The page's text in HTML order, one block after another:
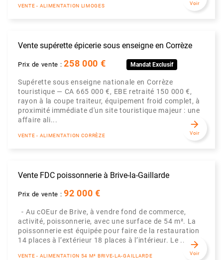
VENTE - ALIMENTATION LIMOGES Voir
Vente supérette épicerie sous enseigne en Corrèze
Prix de vente :258 000 € Mandat Exclusif
Supérette sous enseigne nationale en Corrèze
touristique — CA 665 000 €, EBE retraité 150 000 €,
rayon à la coupe traiteur, équipement froid complet, à
proximité immédiate d'un site touristique majeur : une
affaire ali...
VENTE - ALIMENTATION CORRÈZE
arrow_forward
Voir
Vente FDC poissonnerie à Brive-la-Gaillarde
Prix de vente :92 000 €
- Au cOEur de Brive, à vendre fond de commerce,
activité, poissonnerie, avec une surface de 54 m². La
poissonnerie est équipée pour faire de la restauration
14 places à l’extérieur 18 places à l’intérieur. Le ...
VENTE - ALIMENTATION 54 M² BRIVE-LA-GAILLARDE
arrow_forward
Voir